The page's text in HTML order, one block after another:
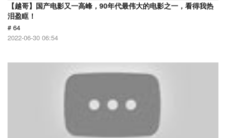
【越哥】国产电影又一高峰，90年代最伟大的电影之一，看得我热
泪盈眶！
# 64
2022-06-30 06:54